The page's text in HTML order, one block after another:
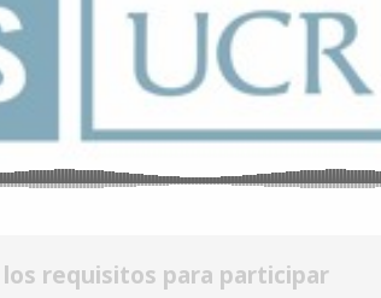
requisitos para participar